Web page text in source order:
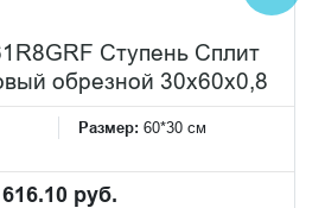
Ступень Сплит
обрезной 30x60x0,8
Размер: 60*30 см
616.10 руб.